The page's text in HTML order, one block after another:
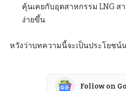
คุ้นเคยกับอุตสาหกรรม LNG ส
ง่ายขึ้น
หวังว่าบทความนี้จะเป็นประโยชน์
Follow on